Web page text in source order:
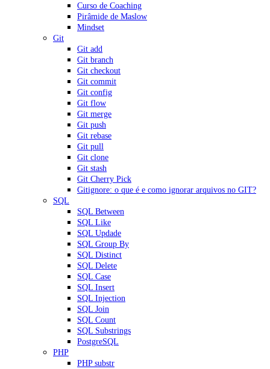
Curso de Coaching
Pirâmide de Maslow
Mindset
Git
Git add
Git branch
Git checkout
Git commit
Git config
Git flow
Git merge
Git push
Git rebase
Git pull
Git clone
Git stash
Git Cherry Pick
Gitignore: o que é e como ignorar arquivos no GIT?
SQL
SQL Between
SQL Like
SQL Updade
SQL Group By
SQL Distinct
SQL Delete
SQL Case
SQL Insert
SQL Injection
SQL Join
SQL Count
SQL Substrings
PostgreSQL
PHP
PHP substr